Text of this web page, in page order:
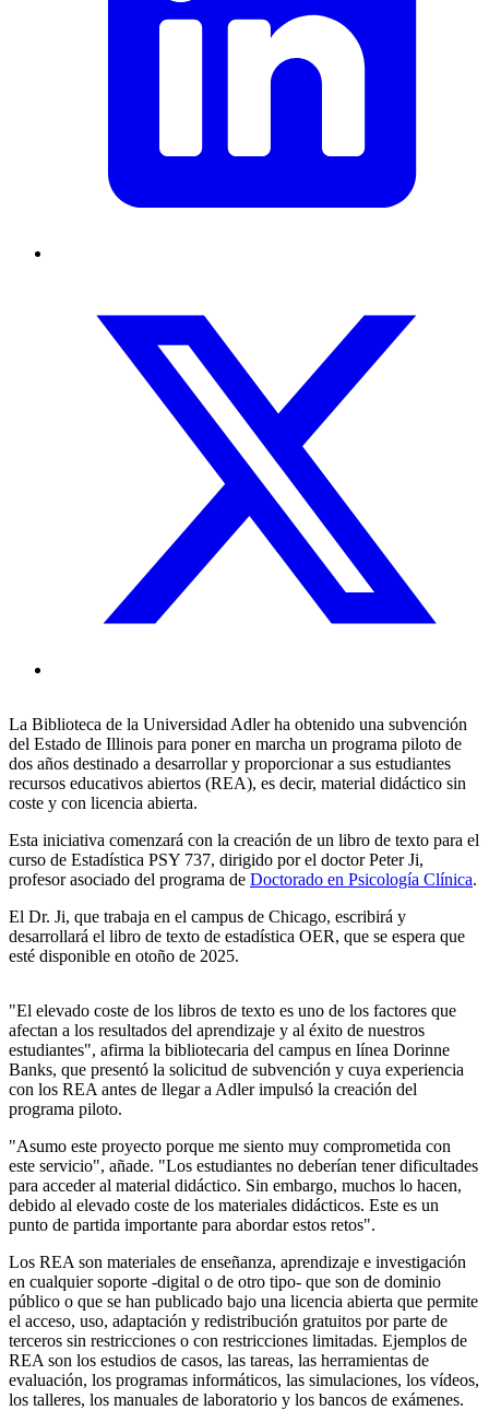
La Biblioteca de la Universidad Adler ha obtenido una subvención
del Estado de Illinois para poner en marcha un programa piloto de
dos años destinado a desarrollar y proporcionar a sus estudiantes
recursos educativos abiertos (REA), es decir, material didáctico sin
coste y con licencia abierta.
Esta iniciativa comenzará con la creación de un libro de texto para el
curso de Estadística PSY 737, dirigido por el doctor Peter Ji,
profesor asociado del programa de Doctorado en Psicología Clínica.
El Dr. Ji, que trabaja en el campus de Chicago, escribirá y
desarrollará el libro de texto de estadística OER, que se espera que
esté disponible en otoño de 2025.
"El elevado coste de los libros de texto es uno de los factores que
afectan a los resultados del aprendizaje y al éxito de nuestros
estudiantes", afirma la bibliotecaria del campus en línea Dorinne
Banks, que presentó la solicitud de subvención y cuya experiencia
con los REA antes de llegar a Adler impulsó la creación del
programa piloto.
"Asumo este proyecto porque me siento muy comprometida con
este servicio", añade. "Los estudiantes no deberían tener dificultades
para acceder al material didáctico. Sin embargo, muchos lo hacen,
debido al elevado coste de los materiales didácticos. Este es un
punto de partida importante para abordar estos retos".
Los REA son materiales de enseñanza, aprendizaje e investigación
en cualquier soporte -digital o de otro tipo- que son de dominio
público o que se han publicado bajo una licencia abierta que permite
el acceso, uso, adaptación y redistribución gratuitos por parte de
terceros sin restricciones o con restricciones limitadas. Ejemplos de
REA son los estudios de casos, las tareas, las herramientas de
evaluación, los programas informáticos, las simulaciones, los vídeos,
los talleres, los manuales de laboratorio y los bancos de exámenes.